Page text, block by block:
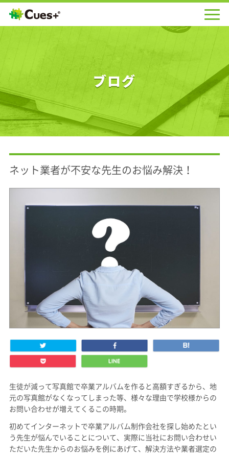
ブログ
ネット業者が不安な先生のお悩み解決！
生徒が減って写真館で卒業アルバムを作ると高額すぎるから、地
元の写真館がなくなってしまった等、様々な理由で学校様からの
お問い合わせが増えてくるこの時期。
初めてインターネットで卒業アルバム制作会社を探し始めたとい
う先生が悩んでいることについて、実際に当社にお問い合わせい
ただいた先生からのお悩みを例にあげて、解決方法や業者選定の